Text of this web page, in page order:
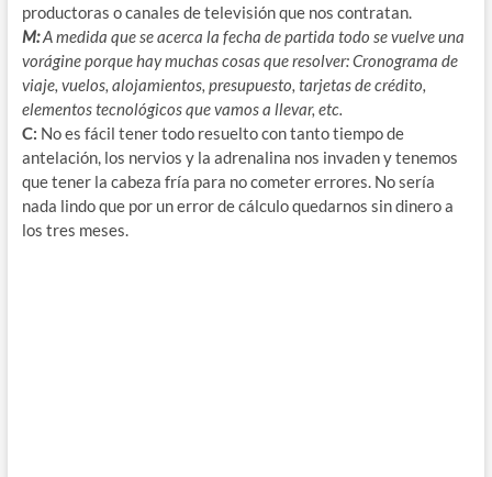
productoras o canales de televisión que nos contratan.
M:A medida que se acerca la fecha de partida todo se vuelve una
vorágine porque hay muchas cosas que resolver: Cronograma de
viaje, vuelos, alojamientos, presupuesto, tarjetas de crédito,
elementos tecnológicos que vamos a llevar, etc.
C: No es fácil tener todo resuelto con tanto tiempo de
antelación, los nervios y la adrenalina nos invaden y tenemos
que tener la cabeza fría para no cometer errores. No sería
nada lindo que por un error de cálculo quedarnos sin dinero a
los tres meses.